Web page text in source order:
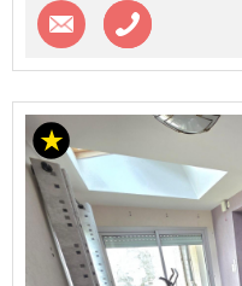
Contacter l'agence